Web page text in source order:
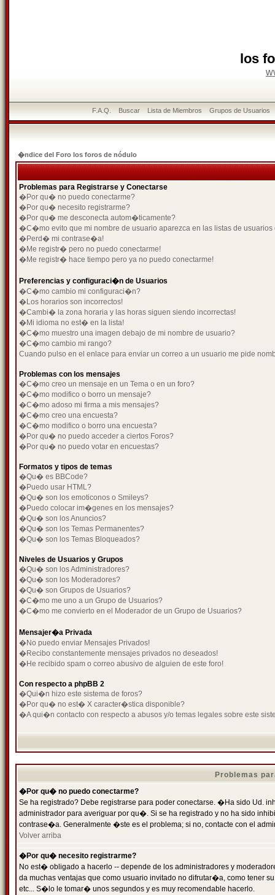
los
F.A.Q. Buscar Lista de Miembros Grupos de Usuarios
�ndice del Foro los foros de nódulo
Problemas para Registrarse y Conectarse
�Por qu� no puedo conectarme?
�Por qu� necesito registrarme?
�Por qu� me desconecta autom�ticamente?
�C�mo evito que mi nombre de usuario aparezca en las listas de usuarios
�Perd� mi contrase�a!
�Me registr� pero no puedo conectarme!
�Me registr� hace tiempo pero ya no puedo conectarme!
Preferencias y configuraci�n de Usuarios
�C�mo cambio mi configuraci�n?
�Los horarios son incorrectos!
�Cambi� la zona horaria y las horas siguen siendo incorrectas!
�Mi idioma no est� en la lista!
�C�mo muestro una imagen debajo de mi nombre de usuario?
�C�mo cambio mi rango?
Cuando pulso en el enlace para enviar un correo a un usuario me pide
Problemas con los mensajes
�C�mo creo un mensaje en un Tema o en un foro?
�C�mo modifico o borro un mensaje?
�C�mo adoso mi firma a mis mensajes?
�C�mo creo una encuesta?
�C�mo modifico o borro una encuesta?
�Por qu� no puedo acceder a ciertos Foros?
�Por qu� no puedo votar en encuestas?
Formatos y tipos de temas
�Qu� es BBCode?
�Puedo usar HTML?
�Qu� son los emoticonos o Smileys?
�Puedo colocar im�genes en los mensajes?
�Qu� son los Anuncios?
�Qu� son los Temas Permanentes?
�Qu� son los Temas Bloqueados?
Niveles de Usuarios y Grupos
�Qu� son los Administradores?
�Qu� son los Moderadores?
�Qu� son Grupos de Usuarios?
�C�mo me uno a un Grupo de Usuarios?
�C�mo me convierto en el Moderador de un Grupo de Usuarios?
Mensajer�a Privada
�No puedo enviar Mensajes Privados!
�Recibo constantemente mensajes privados no deseados!
�He recibido spam o correo abusivo de alguien de este foro!
Con respecto a phpBB 2
�Qui�n hizo este sistema de foros?
�Por qu� no est� X caracter�stica disponible?
�A qui�n contacto con respecto a abusos y/o temas legales sobre este
Problemas
�Por qu� no puedo conectarme?
Se ha registrado? Debe registrarse para poder conectarse. �Ha sido Ud.
administrador para averiguar por qu�. Si se ha registrado y no ha sido
contrase�a. Generalmente �ste es el problema; si no, contacte con el
Volver arriba
�Por qu� necesito registrarme?
No est� obligado a hacerlo -- depende de los administradores y
da muchas ventajas que como usuario invitado no difrutar�a, como tener
etc... S�lo le tomar� unos segundos y es muy recomendable hacerlo.